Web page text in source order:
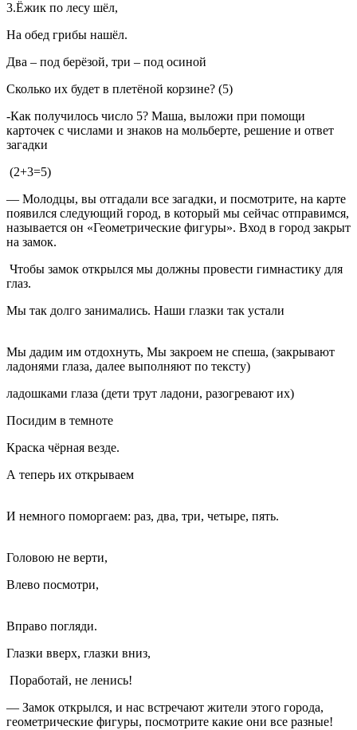
3.Ёжик по лесу шёл,
На обед грибы нашёл.
Два – под берёзой, три – под осиной
Сколько их будет в плетёной корзине? (5)
-Как получилось число 5? Маша, выложи при помощи
карточек с числами и знаков на мольберте, решение и ответ
загадки
(2+3=5)
— Молодцы, вы отгадали все загадки, и посмотрите, на карте
появился следующий город, в который мы сейчас отправимся,
называется он «Геометрические фигуры». Вход в город закрыт
на замок.
Чтобы замок открылся мы должны провести гимнастику для
глаз.
Мы так долго занимались. Наши глазки так устали
Мы дадим им отдохнуть, Мы закроем не спеша, (закрывают
ладонями глаза, далее выполняют по тексту)
ладошками глаза (дети трут ладони, разогревают их)
Посидим в темноте
Краска чёрная везде.
А теперь их открываем
И немного поморгаем: раз, два, три, четыре, пять.
Головою не верти,
Влево посмотри,
Вправо погляди.
Глазки вверх, глазки вниз,
Поработай, не ленись!
— Замок открылся, и нас встречают жители этого города,
геометрические фигуры, посмотрите какие они все разные!